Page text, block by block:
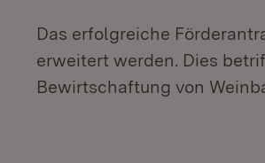
Das erfolgreiche
erweitert werden. Dies
Bewirtschaftung von